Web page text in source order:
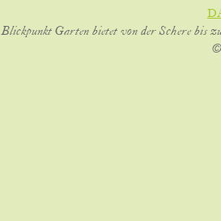
Blickpunkt Garten bietet von der Schere bis